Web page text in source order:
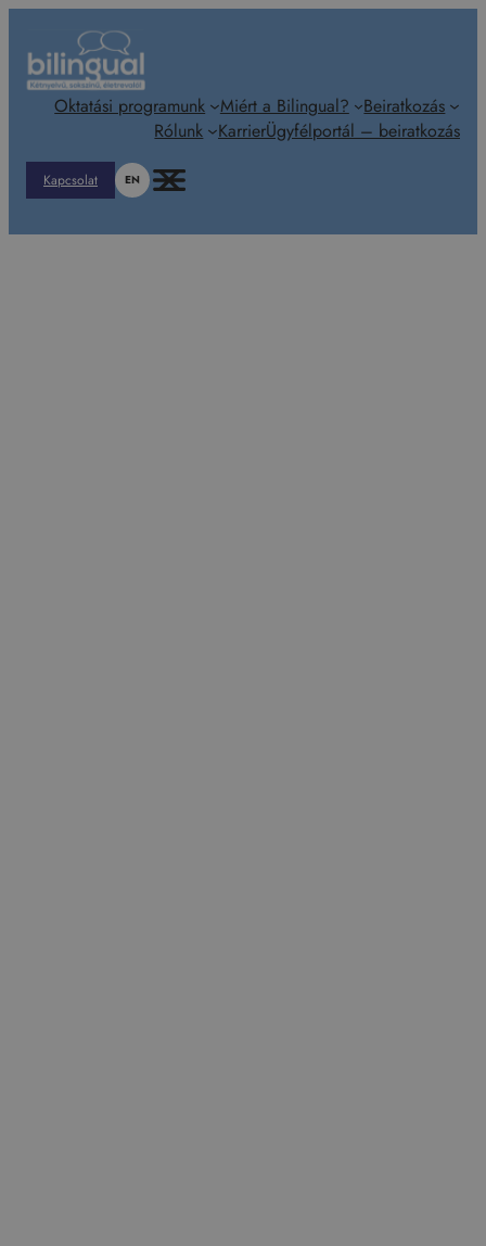
tartalomhoz
Oktatási programunk Miért a Bilingual?
Beiratkozás
Rólunk
KarrierÜgyfélportál – beiratkozás
Kapcsolat EN